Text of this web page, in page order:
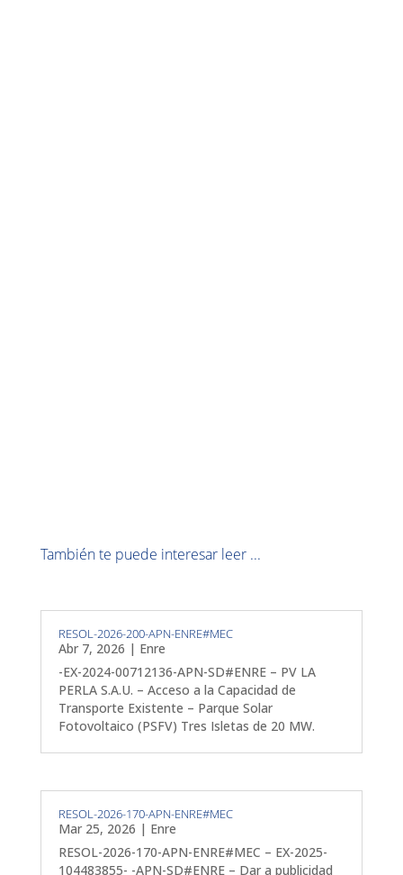
También te puede interesar leer ...
RESOL-2026-200-APN-ENRE#MEC
Abr 7, 2026 | Enre
-EX-2024-00712136-APN-SD#ENRE – PV LA
PERLA S.A.U. – Acceso a la Capacidad de
Transporte Existente – Parque Solar
Fotovoltaico (PSFV) Tres Isletas de 20 MW.
RESOL-2026-170-APN-ENRE#MEC
Mar 25, 2026 | Enre
RESOL-2026-170-APN-ENRE#MEC – EX-2025-
104483855- -APN-SD#ENRE – Dar a publicidad